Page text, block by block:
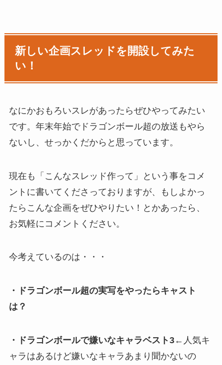
新しい企画スレッドを開設してみた
い！
なにかおもろいスレがあったらぜひやってみたい
です。年末年始でドラゴンボール超の放送もやら
ないし、せっかくだからと思っています。
現在も「こんなスレッド作って」という事をコメ
ントに書いてくださっておりますが、もしよかっ
たらこんな企画をぜひやりたい！とかあったら、
お気軽にコメントください。
今考えているのは・・・
・ドラゴンボール超の実写をやったらキャスト
は？
・ドラゴンボールで嫌いなキャラベスト3←人気キ
ャラはあるけど嫌いなキャラあまり聞かないの